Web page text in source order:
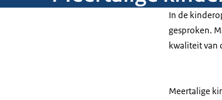
In de
gesproken.
kwaliteit van
Meertalige